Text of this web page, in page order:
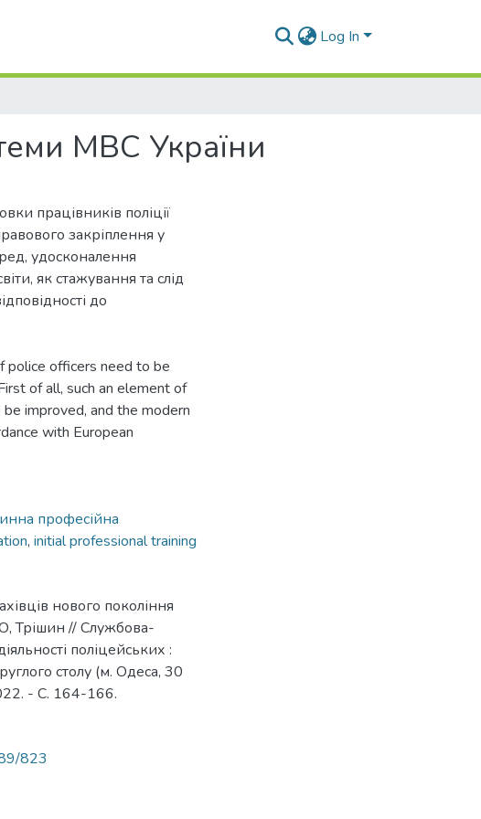
Log In
МВС України
працівників поліції
закріплення у
удосконалення
як стажування та слід
до
police officers need to be
of all, such an element of
improved, and the modern
with European
професійна
, initial professional training
нового покоління
Трішин // Службова-
поліцейських :
столу (м. Одеса, 30
- С. 164-166.
823